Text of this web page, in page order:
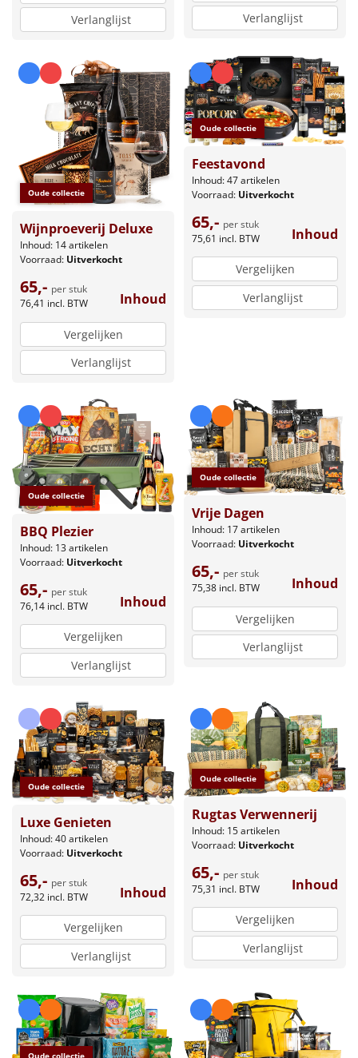
Verlanglijst
Verlanglijst
Oude collectie
Wijnproeverij Deluxe
Inhoud: 14 artikelen
Voorraad: Uitverkocht
65,- per stuk
76,41 incl. BTW Inhoud
Vergelijken
Verlanglijst
Oude collectie
Feestavond
Inhoud: 47 artikelen
Voorraad: Uitverkocht
65,- per stuk
75,61 incl. BTW Inhoud
Vergelijken
Verlanglijst
Oude collectie
BBQ Plezier
Inhoud: 13 artikelen
Voorraad: Uitverkocht
65,- per stuk
76,14 incl. BTW Inhoud
Vergelijken
Verlanglijst
Oude collectie
Vrije Dagen
Inhoud: 17 artikelen
Voorraad: Uitverkocht
65,- per stuk
75,38 incl. BTW Inhoud
Vergelijken
Verlanglijst
Oude collectie
Luxe Genieten
Inhoud: 40 artikelen
Voorraad: Uitverkocht
65,- per stuk
72,32 incl. BTW Inhoud
Vergelijken
Verlanglijst
Oude collectie
Rugtas Verwennerij
Inhoud: 15 artikelen
Voorraad: Uitverkocht
65,- per stuk
75,31 incl. BTW Inhoud
Vergelijken
Verlanglijst